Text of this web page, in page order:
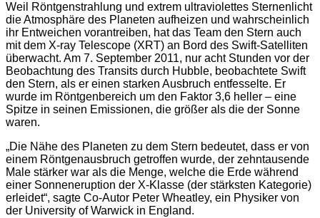
Weil Röntgenstrahlung und extrem ultraviolettes Sternenlicht
die Atmosphäre des Planeten aufheizen und wahrscheinlich
ihr Entweichen vorantreiben, hat das Team den Stern auch
mit dem X-ray Telescope (XRT) an Bord des Swift-Satelliten
überwacht. Am 7. September 2011, nur acht Stunden vor der
Beobachtung des Transits durch Hubble, beobachtete Swift
den Stern, als er einen starken Ausbruch entfesselte. Er
wurde im Röntgenbereich um den Faktor 3,6 heller – eine
Spitze in seinen Emissionen, die größer als die der Sonne
waren.
„Die Nähe des Planeten zu dem Stern bedeutet, dass er von
einem Röntgenausbruch getroffen wurde, der zehntausende
Male stärker war als die Menge, welche die Erde während
einer Sonneneruption der X-Klasse (der stärksten Kategorie)
erleidet“, sagte Co-Autor Peter Wheatley, ein Physiker von
der University of Warwick in England.